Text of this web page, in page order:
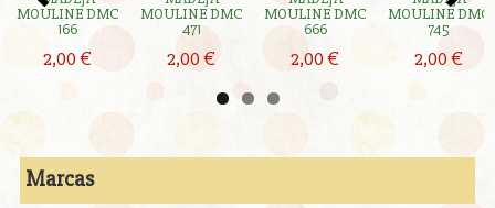
Marcas
MOULINE DMC
166
2,00 €
MOULINE DMC
471
2,00 €
MOULINE DMC
666
2,00 €
MOULINE DMC
745
2,00 €